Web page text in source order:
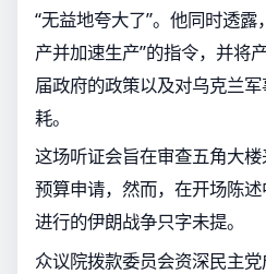
“无益地夸大了”。他同时透
产并加速生产”的指令，并将
届政府的政策以及对乌克兰
耗。
这场听证会旨在审查五角大
预算申请，然而，在开场陈
进行的伊朗战争只字未提。
众议院拨款委员会资深民主